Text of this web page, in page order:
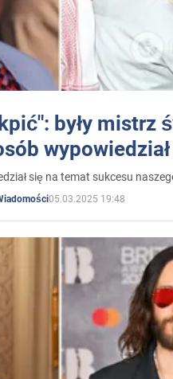
były mistrz
się na temat sukcesu
05.03.2025 19:48